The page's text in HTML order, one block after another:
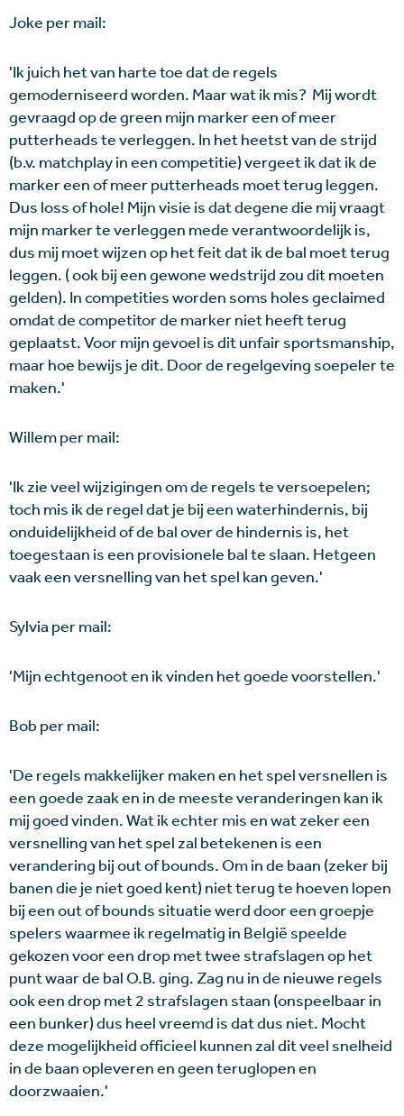
Joke per mail:
'Ik juich het van harte toe dat de regels
gemoderniseerd worden. Maar wat ik mis? Mij wordt
gevraagd op de green mijn marker een of meer
putterheads te verleggen. In het heetst van de strijd
(b.v. matchplay in een competitie) vergeet ik dat ik de
marker een of meer putterheads moet terug leggen.
Dus loss of hole! Mijn visie is dat degene die mij vraagt
mijn marker te verleggen mede verantwoordelijk is,
dus mij moet wijzen op het feit dat ik de bal moet terug
leggen. ( ook bij een gewone wedstrijd zou dit moeten
gelden). In competities worden soms holes geclaimed
omdat de competitor de marker niet heeft terug
geplaatst. Voor mijn gevoel is dit unfair sportsmanship,
maar hoe bewijs je dit. Door de regelgeving soepeler te
maken.'
Willem per mail:
'Ik zie veel wijzigingen om de regels te versoepelen;
toch mis ik de regel dat je bij een waterhindernis, bij
onduidelijkheid of de bal over de hindernis is, het
toegestaan is een provisionele bal te slaan. Hetgeen
vaak een versnelling van het spel kan geven.'
Sylvia per mail:
'Mijn echtgenoot en ik vinden het goede voorstellen.'
Bob per mail:
'De regels makkelijker maken en het spel versnellen is
een goede zaak en in de meeste veranderingen kan ik
mij goed vinden. Wat ik echter mis en wat zeker een
versnelling van het spel zal betekenen is een
verandering bij out of bounds. Om in de baan (zeker bij
banen die je niet goed kent) niet terug te hoeven lopen
bij een out of bounds situatie werd door een groepje
spelers waarmee ik regelmatig in België speelde
gekozen voor een drop met twee strafslagen op het
punt waar de bal O.B. ging. Zag nu in de nieuwe regels
ook een drop met 2 strafslagen staan (onspeelbaar in
een bunker) dus heel vreemd is dat dus niet. Mocht
deze mogelijkheid officieel kunnen zal dit veel snelheid
in de baan opleveren en geen teruglopen en
doorzwaaien.'